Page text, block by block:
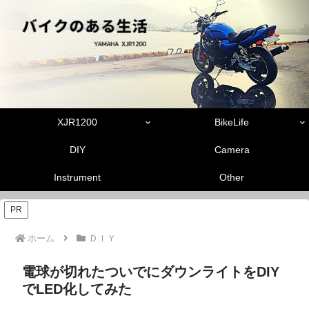
XJR1200 BikeLife
DIY Camera
Instrument Other
PR
ホーム ＤＩＹ
電球が切れたついでにダウンライトをDIY
でLED化してみた